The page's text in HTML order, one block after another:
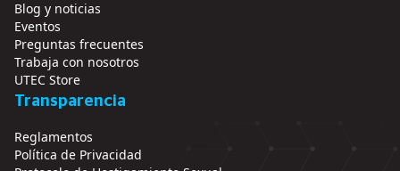
Blog y noticias
Eventos
Preguntas frecuentes
Trabaja con nosotros
UTEC Store
Transparencia
Reglamentos
Política de Privacidad